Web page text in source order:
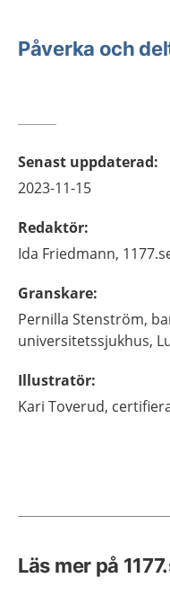
Påverka och
Senast uppdaterad:
2023-11-15
Redaktör:
Ida Friedmann,
Granskare:
Pernilla Stenström,
universitetssjukhus,
Illustratör:
Kari Toverud,
Läs mer på